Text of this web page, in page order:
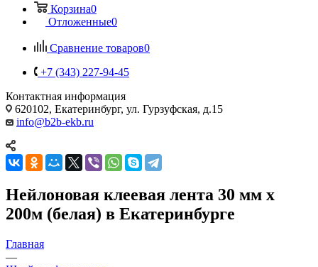
Корзина0
Отложенные0
Сравнение товаров0
+7 (343) 227-94-45
Контактная информация
620102, Екатеринбург, ул. Гурзуфская, д.15
info@b2b-ekb.ru
Нейлоновая клеевая лента 30 мм х
200м (белая) в Екатеринбурге
Главная
—